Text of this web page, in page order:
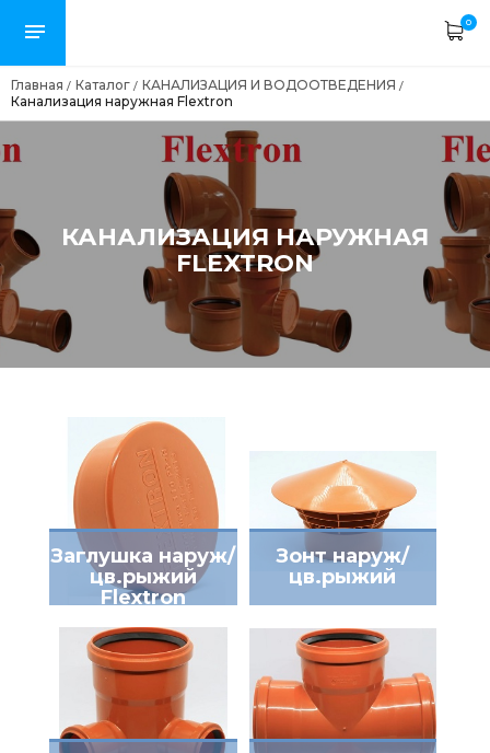
0
Главная / Каталог / КАНАЛИЗАЦИЯ И ВОДООТВЕДЕНИЯ /
Канализация наружная Flextron
КАНАЛИЗАЦИЯ НАРУЖНАЯ
FLEXTRON
Заглушка наруж/
цв.рыжий
Flextron
Зонт наруж/
цв.рыжий